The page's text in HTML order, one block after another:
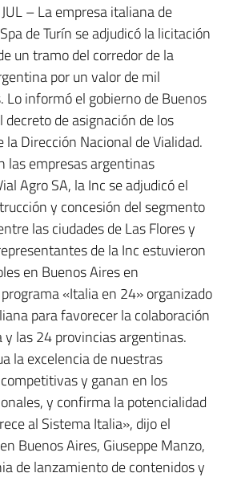
– La empresa italiana de
de Turín se adjudicó la licitación
un tramo del corredor de la
por un valor de mil
Lo informó el gobierno de Buenos
decreto de asignación de los
la Dirección Nacional de Vialidad.
las empresas argentinas
Agro SA, la Inc se adjudicó el
y concesión del segmento
las ciudades de Las Flores y
de la Inc estuvieron
en Buenos Aires en
«Italia en 24» organizado
para favorecer la colaboración
las 24 provincias argentinas.
la excelencia de nuestras
y ganan en los
y confirma la potencialidad
al Sistema Italia», dijo el
Buenos Aires, Giuseppe Manzo,
de lanzamiento de contenidos y